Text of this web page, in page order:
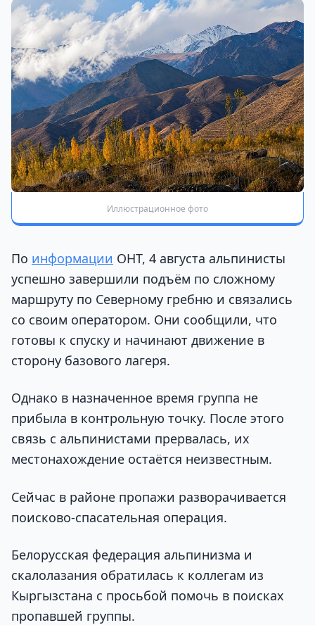
Иллюстрационное фото
По информации ОНТ, 4 августа альпинисты
успешно завершили подъём по сложному
маршруту по Северному гребню и связались
со своим оператором. Они сообщили, что
готовы к спуску и начинают движение в
сторону базового лагеря.
Однако в назначенное время группа не
прибыла в контрольную точку. После этого
связь с альпинистами прервалась, их
местонахождение остаётся неизвестным.
Сейчас в районе пропажи разворачивается
поисково-спасательная операция.
Белорусская федерация альпинизма и
скалолазания обратилась к коллегам из
Кыргызстана с просьбой помочь в поисках
пропавшей группы.